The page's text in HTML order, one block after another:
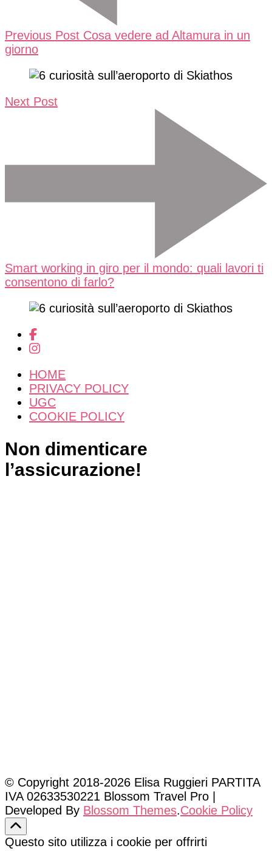
Previous Post Cosa vedere ad Altamura in un
giorno
Next Post
Smart working in giro per il mondo: quali lavori ti
consentono di farlo?
HOME
PRIVACY POLICY
UGC
COOKIE POLICY
Non dimenticare
l’assicurazione!
© Copyright 2018-2026 Elisa Ruggieri PARTITA
IVA 02633530221 Blossom Travel Pro |
Developed By Blossom Themes.Cookie Policy
Questo sito utilizza i cookie per offrirti